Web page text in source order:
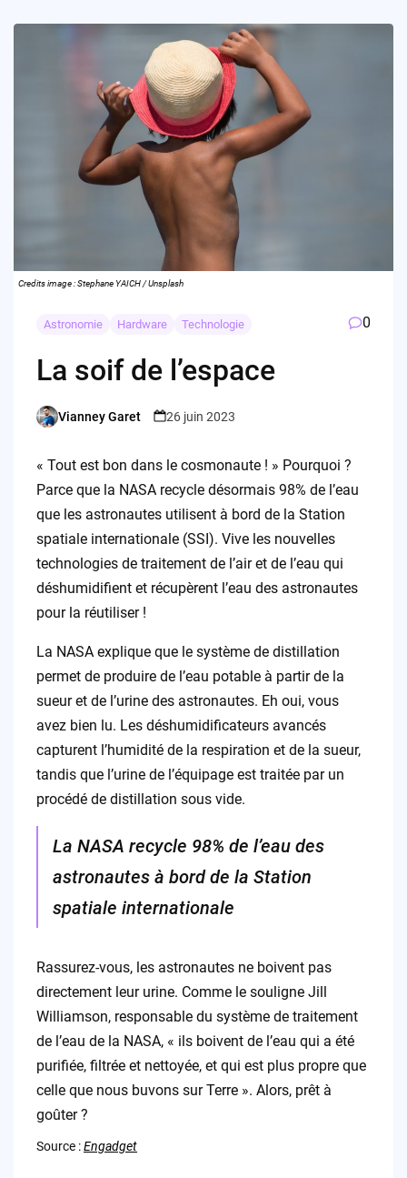
Credits image : Stephane YAICH / Unsplash
Astronomie Hardware Technologie 0
La soif de l’espace
Posted
Vianney Garet 26 juin 2023
« Tout est bon dans le cosmonaute ! » Pourquoi ?
Parce que la NASA recycle désormais 98% de l’eau
que les astronautes utilisent à bord de la Station
spatiale internationale (SSI). Vive les nouvelles
technologies de traitement de l’air et de l’eau qui
déshumidifient et récupèrent l’eau des astronautes
pour la réutiliser !
La NASA explique que le système de distillation
permet de produire de l’eau potable à partir de la
sueur et de l’urine des astronautes. Eh oui, vous
avez bien lu. Les déshumidificateurs avancés
capturent l’humidité de la respiration et de la sueur,
tandis que l’urine de l’équipage est traitée par un
procédé de distillation sous vide.
La NASA recycle 98% de l’eau des
astronautes à bord de la Station
spatiale internationale
Rassurez-vous, les astronautes ne boivent pas
directement leur urine. Comme le souligne Jill
Williamson, responsable du système de traitement
de l’eau de la NASA, « ils boivent de l’eau qui a été
purifiée, filtrée et nettoyée, et qui est plus propre que
celle que nous buvons sur Terre ». Alors, prêt à
goûter ?
Source :Engadget